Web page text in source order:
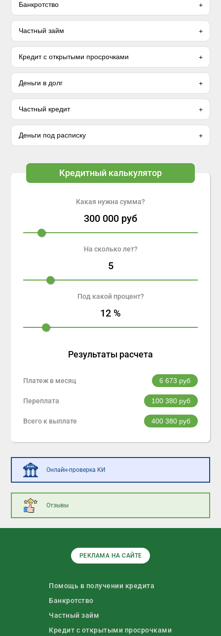
Банкротство
Частный займ
Кредит с открытыми просрочками
Деньги в долг
Частный кредит
Деньги под расписку
Кредитный калькулятор
Какая нужна сумма?
300 000 руб
На сколько лет?
5
Под какой процент?
12 %
Результаты расчета
Платеж в месяц 6 673 руб
Переплата 100 380руб
Всего к выплате 400 380руб
Онлайн-проверка КИ
Отзывы
РЕКЛАМА НА САЙТЕ
Помощь в получении кредита
Банкротство
Частный займ
Кредит с открытыми просрочками